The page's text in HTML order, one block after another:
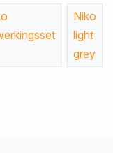
Niko
light
grey